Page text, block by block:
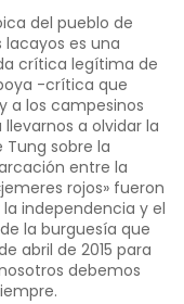
del pueblo de
es una
crítica legítima de
-crítica que
a los campesinos
a olvidar la
sobre la
entre la
rojos» fueron
independencia y el
la burguesía que
abril de 2015 para
debemos